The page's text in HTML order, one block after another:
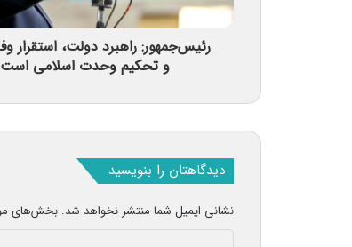
رئیس‌جمهور: راهبرد دولت، استقرار
و تحکیم وحدت اسلامی است
دیدگاهتان را بنویسید
نشانی ایمیل شما منتشر نخواهد شد. بخش‌های